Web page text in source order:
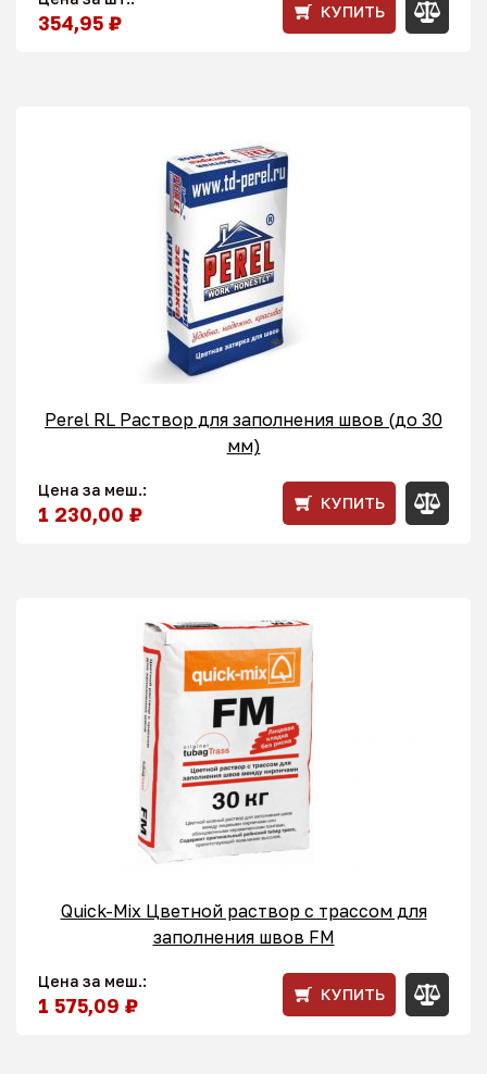
354,95 ₽ КУПИТЬ
Perel RL Раствор для заполнения швов (до 30
мм)
Цена за меш.:
1 230,00 ₽ КУПИТЬ
Quick-Mix Цветной раствор с трассом для
заполнения швов FM
Цена за меш.:
1 575,09 ₽ КУПИТЬ